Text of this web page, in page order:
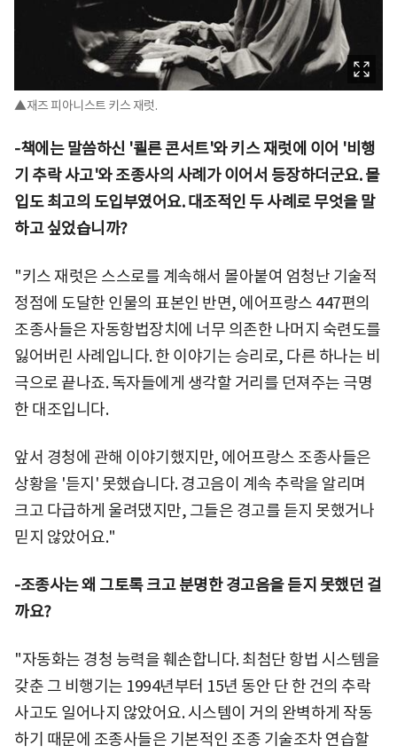
▲재즈 피아니스트 키스 재럿.
-책에는 말씀하신 '쾰른 콘서트'와 키스 재럿에 이어 '비행
기 추락 사고'와 조종사의 사례가 이어서 등장하더군요. 몰
입도 최고의 도입부였어요. 대조적인 두 사례로 무엇을 말
하고 싶었습니까?
"키스 재럿은 스스로를 계속해서 몰아붙여 엄청난 기술적
정점에 도달한 인물의 표본인 반면, 에어프랑스 447편의
조종사들은 자동항법장치에 너무 의존한 나머지 숙련도를
잃어버린 사례입니다. 한 이야기는 승리로, 다른 하나는 비
극으로 끝나죠. 독자들에게 생각할 거리를 던져주는 극명
한 대조입니다.
앞서 경청에 관해 이야기했지만, 에어프랑스 조종사들은
상황을 '듣지' 못했습니다. 경고음이 계속 추락을 알리며
크고 다급하게 울려댔지만, 그들은 경고를 듣지 못했거나
믿지 않았어요."
-조종사는 왜 그토록 크고 분명한 경고음을 듣지 못했던 걸
까요?
"자동화는 경청 능력을 훼손합니다. 최첨단 항법 시스템을
갖춘 그 비행기는 1994년부터 15년 동안 단 한 건의 추락
사고도 일어나지 않았어요. 시스템이 거의 완벽하게 작동
하기 때문에 조종사들은 기본적인 조종 기술조차 연습할